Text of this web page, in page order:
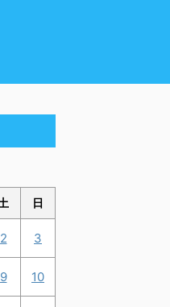
日
2 3
9 10